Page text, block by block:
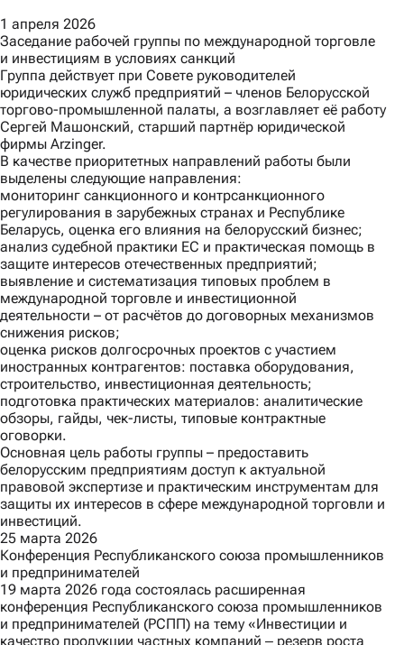
1 апреля 2026
Заседание рабочей группы по международной торговле
и инвестициям в условиях санкций
Группа действует при Совете руководителей
юридических служб предприятий – членов Белорусской
торгово-промышленной палаты, а возглавляет её работу
Сергей Машонский, старший партнёр юридической
фирмы Arzinger.
В качестве приоритетных направлений работы были
выделены следующие направления:
мониторинг санкционного и контрсанкционного
регулирования в зарубежных странах и Республике
Беларусь, оценка его влияния на белорусский бизнес;
анализ судебной практики ЕС и практическая помощь в
защите интересов отечественных предприятий;
выявление и систематизация типовых проблем в
международной торговле и инвестиционной
деятельности – от расчётов до договорных механизмов
снижения рисков;
оценка рисков долгосрочных проектов с участием
иностранных контрагентов: поставка оборудования,
строительство, инвестиционная деятельность;
подготовка практических материалов: аналитические
обзоры, гайды, чек-листы, типовые контрактные
оговорки.
Основная цель работы группы – предоставить
белорусским предприятиям доступ к актуальной
правовой экспертизе и практическим инструментам для
защиты их интересов в сфере международной торговли и
инвестиций.
25 марта 2026
Конференция Республиканского союза промышленников
и предпринимателей
19 марта 2026 года состоялась расширенная
конференция Республиканского союза промышленников
и предпринимателей (РСПП) на тему «Инвестиции и
качество продукции частных компаний ‒ резерв роста